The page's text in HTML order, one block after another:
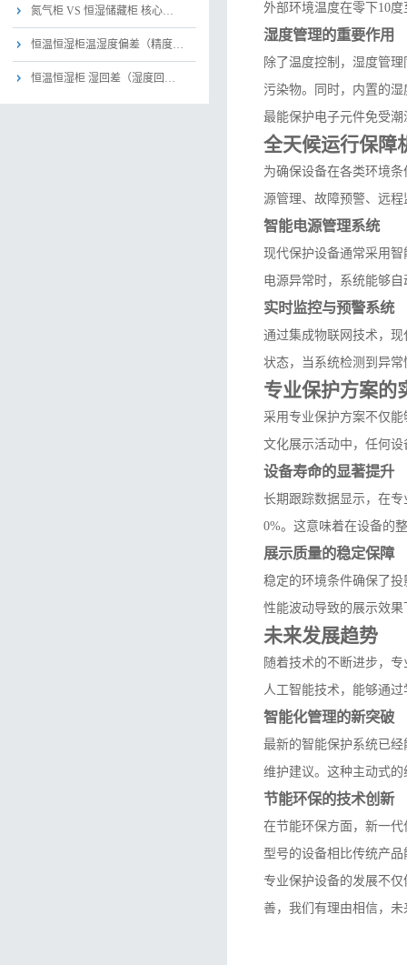
氮气柜 VS 恒湿储藏柜 核心…
恒温恒湿柜温湿度偏差（精度…
恒温恒湿柜 湿回差（湿度回…
外部环境温度在零下10
湿度管理的重要作用
除了温度控制，湿度管
污染物。同时，内置的
最能保护电子元件免受潮
全天候运行保障
为确保设备在各类环境
源管理、故障预警、远
智能电源管理系统
现代保护设备通常采用
电源异常时，系统能够
实时监控与预警系统
通过集成物联网技术，
状态，当系统检测到异
专业保护方案的
采用专业保护方案不仅
文化展示活动中，任何
设备寿命的显著提升
长期跟踪数据显示，在
0%。这意味着在设备的
展示质量的稳定保障
稳定的环境条件确保了
性能波动导致的展示效
未来发展趋势
随着技术的不断进步，
人工智能技术，能够通
智能化管理的新突破
最新的智能保护系统已
维护建议。这种主动式
节能环保的技术创新
在节能环保方面，新一
型号的设备相比传统产
专业保护设备的发展不
善，我们有理由相信，